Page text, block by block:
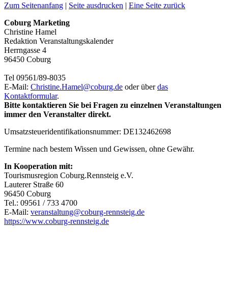
Zum Seitenanfang | Seite ausdrucken | Eine Seite zurück
Coburg Marketing
Christine Hamel
Redaktion Veranstaltungskalender
Herrngasse 4
96450 Coburg
Tel 09561/89-8035
E-Mail: Christine.Hamel@coburg.de oder überdas
Kontaktformular.
Bitte kontaktieren Sie bei Fragen zu einzelnen Veranstaltungen
immer den Veranstalter direkt.
Umsatzsteueridentifikationsnummer: DE132462698
Termine nach bestem Wissen und Gewissen, ohne Gewähr.
In Kooperation mit:
Tourismusregion Coburg.Rennsteig e.V.
Lauterer Straße 60
96450 Coburg
Tel.: 09561 / 733 4700
E-Mail: veranstaltung@coburg-rennsteig.de
https://www.coburg-rennsteig.de